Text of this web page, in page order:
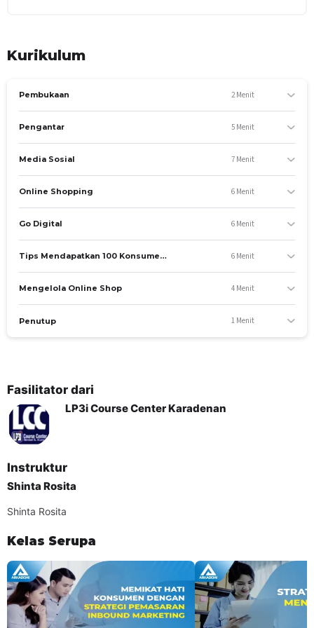
Memahami trik dan stretegi dalam memperkenalkan
serta memasarkan produk melalui sosmed / internet
Pergeseran Pola Hidup
Digital Marketing
Strategi Marketing
Membangun Image Pelanggan
Meningkatkan Pelanggan
Kurikulum
Pembukaan 2 Menit
Pengantar 5 Menit
Media Sosial 7 Menit
Online Shopping 6 Menit
Go Digital 6 Menit
Tips Mendapatkan 100 Konsumen Pertama 6 Menit
Mengelola Online Shop 4 Menit
Penutup 1 Menit
Fasilitator dari
LP3i Course Center Karadenan
Instruktur
Shinta Rosita
Shinta Rosita
Kelas Serupa